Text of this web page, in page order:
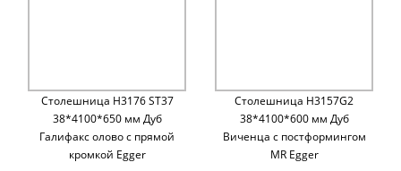
Столешница H3176 ST37
38*4100*650 мм Дуб
Галифакс олово с прямой
кромкой Egger
Столешница H3157G2
38*4100*600 мм Дуб
Виченца с постформингом
MR Egger